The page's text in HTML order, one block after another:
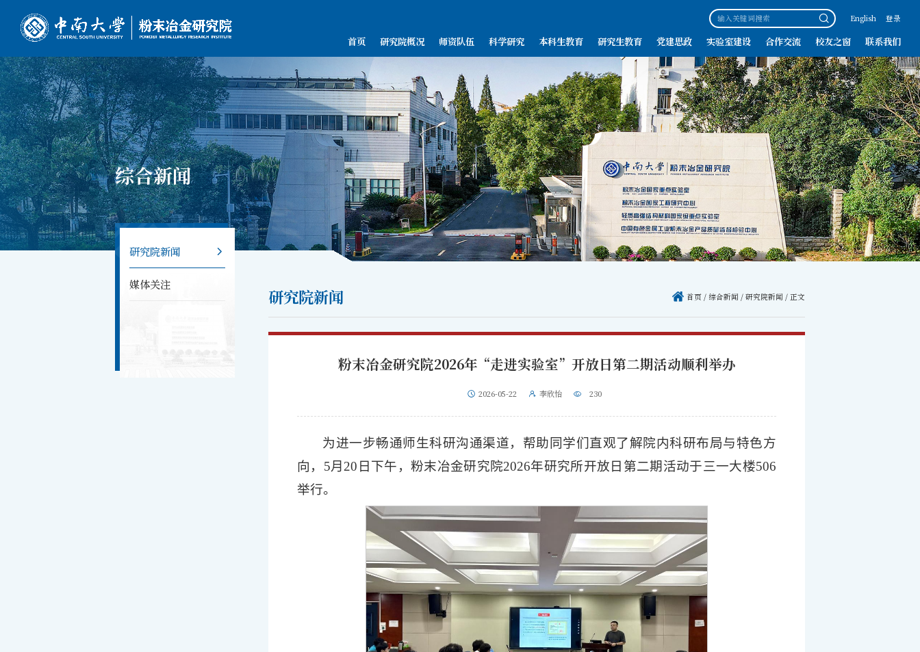
English 登录
首页 研究院概况 师资队伍 科学研究 本科生教育 研究生教育 党建思政 实验室建设 合作交流 校友之窗 联系我们
综合新闻
研究院新闻
媒体关注
研究院新闻 首页 / 综合新闻 / 研究院新闻 / 正文
粉末冶金研究院2026年“走进实验室”开放日第二期活动顺利举办
2026-05-22 李欣怡 230
为进一步畅通师生科研沟通渠道，帮助同学们直观了解院内科研布局与特色方
向，5月20日下午，粉末冶金研究院2026年研究所开放日第二期活动于三一大楼506
举行。